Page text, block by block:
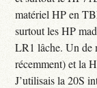
matériel HP en
surtout les HP
LR1 lâche. Un de
récemment) et la
J’utilisais la 20S